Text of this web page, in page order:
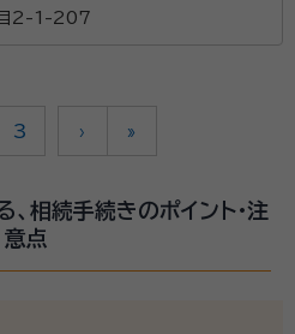
目2-1-207
3 › »
相続手続きのポイント・注
意点